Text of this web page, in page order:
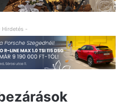
Hirdetés -